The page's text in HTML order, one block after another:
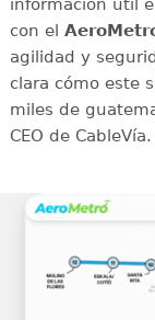
información útil
con el
agilidad y
clara cómo este
miles de
CEO de CableVía.